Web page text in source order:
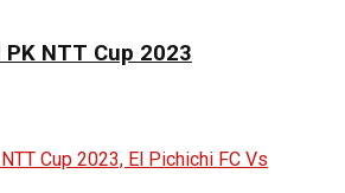
NTT Cup 2023